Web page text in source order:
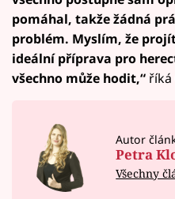
pomáhal, takže žádná
problém. Myslím, že
ideální příprava pro
všechno může hodit,“ říká
Autor
Petra
Všechny